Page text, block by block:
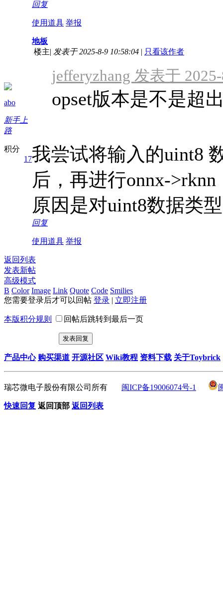
回复
使用道具 举报
abo
新手上
路
积分
17
地板
楼主| 发表于 2025-8-9 10:58:04 | 只看该作者
jefferyzhang 发表于
opset版本是不是超
我尝试将输入的uint8
后，再进行onnx-
原因是对uint8数据类
回复
使用道具 举报
返回列表
发表新帖
高级模式
B Color Image Link Quote Code Smilies
您需要登录后才可以回帖 登录 | 立即注册
本版积分规则 回帖后跳转到最后一页
发表回复
产品中心 购买渠道 开源社区 Wiki教程 资料下载 关于Toybrick
瑞芯微电子股份有限公司所有 闽ICP备19006074号-1
快速回复 返回顶部 返回列表